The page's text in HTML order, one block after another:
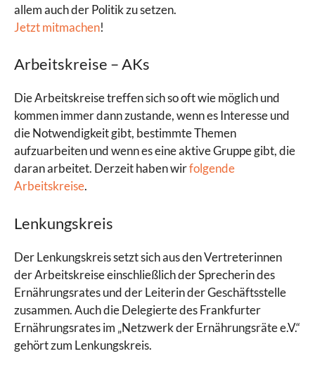
allem auch der Politik zu setzen.
Jetzt mitmachen!
Arbeitskreise – AKs
Die Arbeitskreise treffen sich so oft wie möglich und
kommen immer dann zustande, wenn es Interesse und
die Notwendigkeit gibt, bestimmte Themen
aufzuarbeiten und wenn es eine aktive Gruppe gibt, die
daran arbeitet. Derzeit haben wirfolgende
Arbeitskreise.
Lenkungskreis
Der Lenkungskreis setzt sich aus den Vertreterinnen
der Arbeitskreise einschließlich der Sprecherin des
Ernährungsrates und der Leiterin der Geschäftsstelle
zusammen. Auch die Delegierte des Frankfurter
Ernährungsrates im „Netzwerk der Ernährungsräte e.V.“
gehört zum Lenkungskreis.